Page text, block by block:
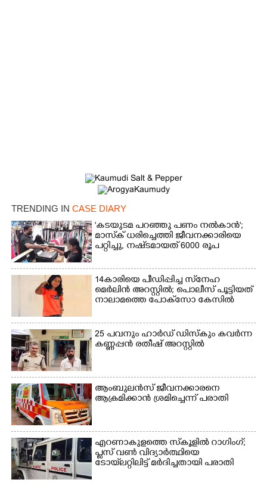
TRENDING IN CASE DIARY
'കടയുടമ പറഞ്ഞു പണം നൽകാൻ';
മാസ്‌ക് ധരിച്ചെത്തി ജീവനക്കാരിയെ
പറ്റിച്ചു, നഷ്‌ടമായത് 6000 രൂപ
14കാരിയെ പീഡിപ്പിച്ച സ്‌നേഹ
മെർലിൻ അറസ്റ്റിൽ; പൊലീസ് പൂട്ടിയത്
നാലാമത്തെ പോക്‌സോ കേസിൽ
25 പവനും ഹാർഡ് ഡിസ്കും കവർന്ന
കണ്ണപ്പൻ രതീഷ് അറസ്റ്റിൽ
ആംബുലൻസ് ജീവനക്കാരനെ
ആക്രമിക്കാൻ ശ്രമിച്ചെന്ന് പരാതി
എറണാകുളത്തെ സ്‌കൂളിൽ റാഗിംഗ്;
പ്ലസ് വൺ വിദ്യാർത്ഥിയെ
ടോയ്‌ലറ്റിലിട്ട് മർദിച്ചതായി പരാതി